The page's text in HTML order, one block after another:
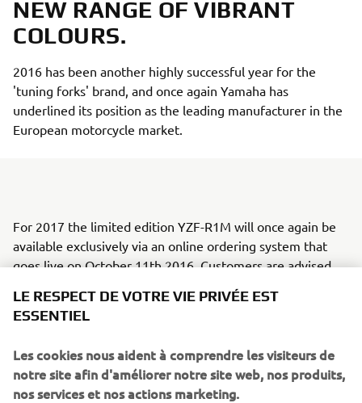
NEW RANGE OF VIBRANT
COLOURS.
2016 has been another highly successful year for the
'tuning forks' brand, and once again Yamaha has
underlined its position as the leading manufacturer in the
European motorcycle market.
For 2017 the limited edition YZF-R1M will once again be
available exclusively via an online ordering system that
goes live on October 11th 2016. Customers are advised
place their reservations as soon as possible in order to
secure this exclusive limited edition track and race bike,
which also entitles owners to a place on the 2017 Yamaha
Over the last 2 years the Yamaha line up has seen the
introduction of many exciting and innovative new models
LE RESPECT DE VOTRE VIE PRIVÉE EST
ESSENTIEL
Les cookies nous aident à comprendre les visiteurs de
notre site afin d'améliorer notre site web, nos produits,
nos services et nos actions marketing.